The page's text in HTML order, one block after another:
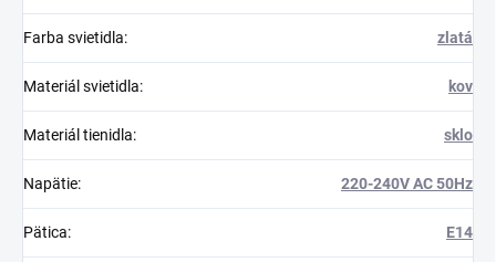
Farba svietidla: zlatá
Materiál svietidla: kov
Materiál tienidla: sklo
Napätie: 220-240V AC 50Hz
Pätica: E14